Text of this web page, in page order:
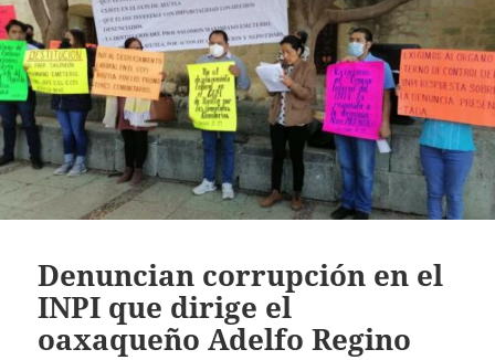
Denuncian corrupción en el
INPI que dirige el
oaxaqueño Adelfo Regino